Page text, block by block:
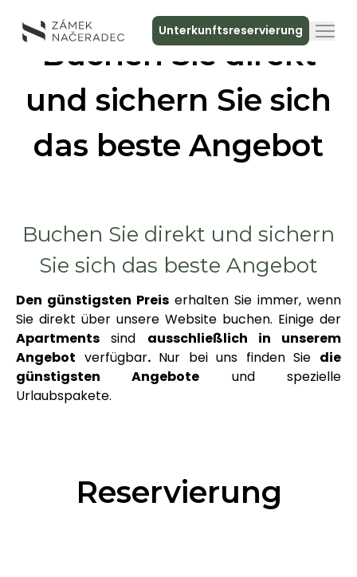
Unterkunftsreservierung
Spa und Entspannung
Treffen
Kontakt
DE
Reservierung
Buchen Sie direkt
und sichern Sie sich
das beste Angebot
Buchen Sie direkt und sichern
Sie sich das beste Angebot
Den günstigsten Preis erhalten Sie immer, wenn
Sie direkt über unsere Website buchen. Einige der
Apartments sind ausschließlich in unserem
Angebot verfügbar.Nur bei uns finden Sie die
günstigsten Angebote und spezielle
Urlaubspakete.
Reservierung